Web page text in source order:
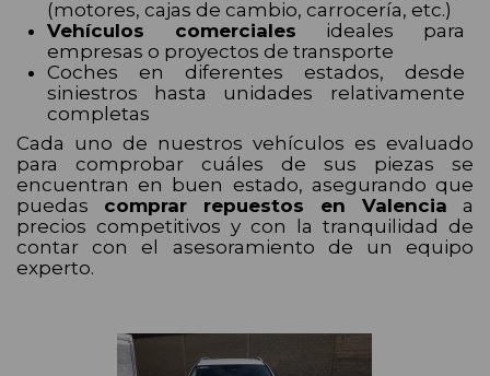
(motores, cajas de cambio, carrocería, etc.)
Vehículos comerciales ideales para
empresas o proyectos de transporte
Coches en diferentes estados, desde
siniestros hasta unidades relativamente
completas
Cada uno de nuestros vehículos es evaluado
para comprobar cuáles de sus piezas se
encuentran en buen estado, asegurando que
puedas comprar repuestos en Valencia a
precios competitivos y con la tranquilidad de
contar con el asesoramiento de un equipo
experto.